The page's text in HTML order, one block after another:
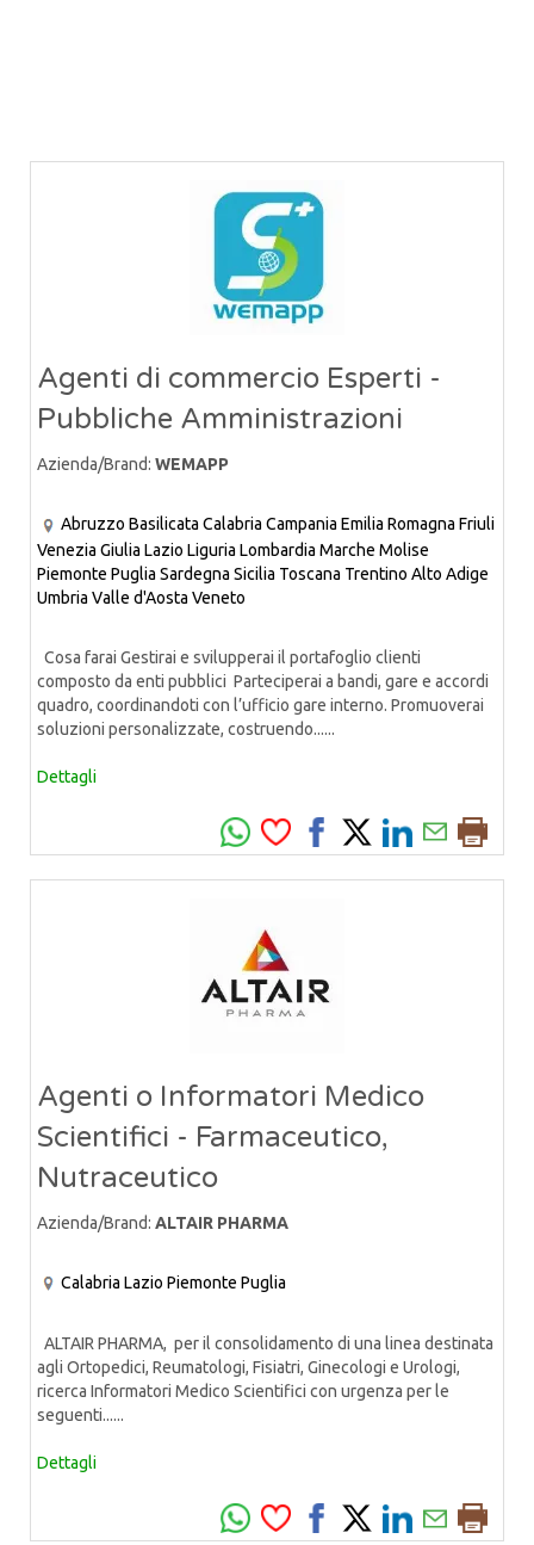
Agenti di commercio Esperti -
Pubbliche Amministrazioni
Azienda/Brand: WEMAPP
Abruzzo Basilicata Calabria Campania Emilia Romagna Friuli
Venezia Giulia Lazio Liguria Lombardia Marche Molise
Piemonte Puglia Sardegna Sicilia Toscana Trentino Alto Adige
Umbria Valle d'Aosta Veneto
Cosa farai Gestirai e svilupperai il portafoglio clienti
composto da enti pubblici Parteciperai a bandi, gare e accordi
quadro, coordinandoti con l’ufficio gare interno. Promuoverai
soluzioni personalizzate, costruendo......
Dettagli
Agenti o Informatori Medico
Scientifici - Farmaceutico,
Nutraceutico
Azienda/Brand: ALTAIR PHARMA
Calabria Lazio Piemonte Puglia
ALTAIR PHARMA, per il consolidamento di una linea destinata
agli Ortopedici, Reumatologi, Fisiatri, Ginecologi e Urologi,
ricerca Informatori Medico Scientifici con urgenza per le
seguenti......
Dettagli